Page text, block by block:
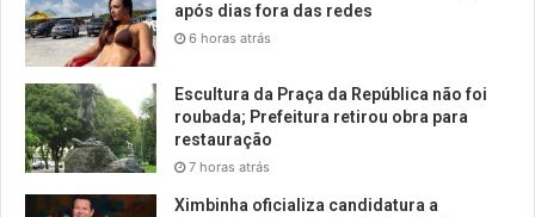
após dias fora das redes
6 horas atrás
Escultura da Praça da República não foi
roubada; Prefeitura retirou obra para
restauração
7 horas atrás
Ximbinha oficializa candidatura a